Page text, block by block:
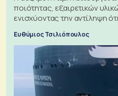
ποιότητας, εξαιρετικών
ενισχύοντας την αντίληψη
Ευθύμιος Τσιλιόπουλος